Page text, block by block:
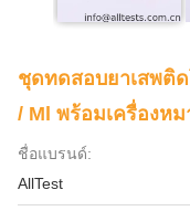
ชุดทดสอบยาเสพติ
/ Ml พร้อมเครื่องห
ชื่อแบรนด์:
AllTest